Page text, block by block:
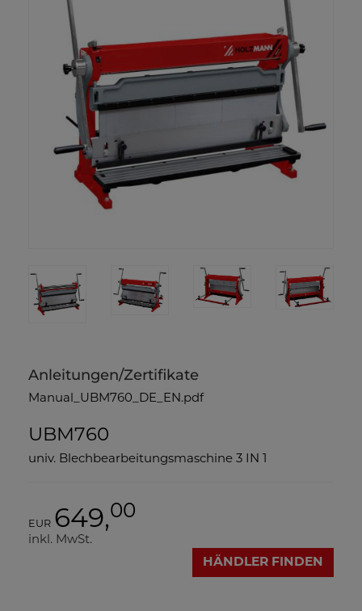
Anleitungen/Zertifikate
Manual_UBM760_DE_EN.pdf
UBM760
univ. Blechbearbeitungsmaschine 3 IN 1
EUR 649,00
inkl. MwSt.
HÄNDLER FINDEN